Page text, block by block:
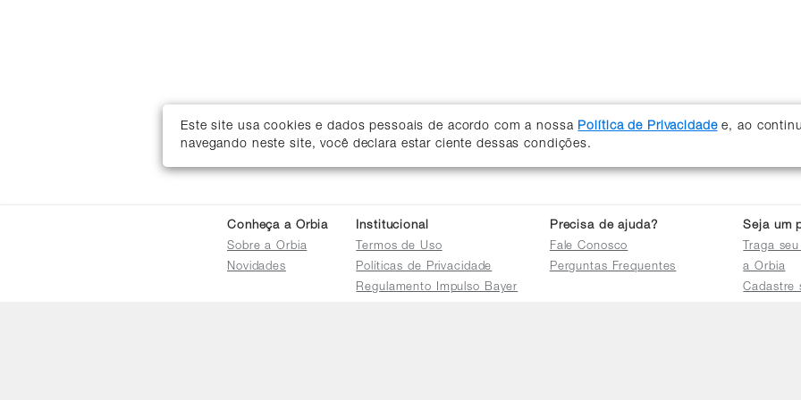
Este site usa cookies e dados pessoais de acordo com a nossa Política de Privacidadee, ao
navegando neste site, você declara estar ciente dessas condições.
Conheça a Orbia
Sobre a Orbia
Novidades
Institucional
Termos de Uso
Políticas de Privacidade
Regulamento Impulso Bayer
Precisa de ajuda?
Fale Conosco
Perguntas Frequentes
Seja um
Traga
a Orbia
Cadastre